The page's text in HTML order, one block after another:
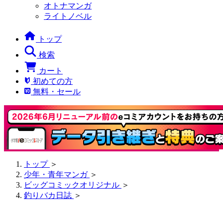
オトナマンガ
ライトノベル
トップ
検索
カート
初めての方
無料・セール
トップ ＞
少年・青年マンガ ＞
ビッグコミックオリジナル ＞
釣りバカ日誌 ＞